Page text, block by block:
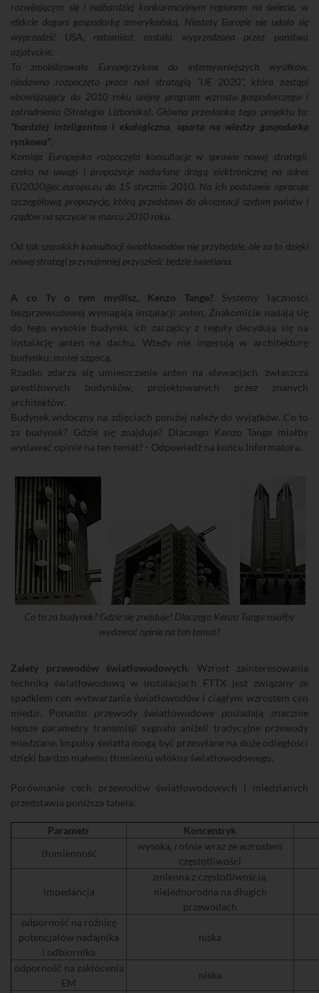
rozwijającym się i najbardziej konkurencyjnym regionem na świecie, w
efekcie dogoni gospodarkę amerykańską. Niestety Europie nie udało się
wyprzedzić USA, natomiast została wyprzedzona przez państwa
azjatyckie.
To zmobilizowało Europejczyków do intensywniejszych wysiłków,
niedawno rozpoczęto prace nad strategią "UE 2020", która zastąpi
obowiązujący do 2010 roku unijny program wzrostu gospodarczego i
zatrudnienia (Strategia Lizbońska). Główna przesłanka tego projektu to:
"bardziej inteligentna i ekologiczna, oparta na wiedzy gospodarka
rynkowa".
Komisja Europejska rozpoczęła konsultacje w sprawie nowej strategii,
czeka na uwagi i propozycje nadsyłane drogą elektroniczną na adres
EU2020@ec.europa.eu do 15 stycznia 2010. Na ich podstawie opracuje
szczegółową propozycję, którą przedstawi do akceptacji szefom państw i
rządów na szczycie w marcu 2010 roku.
Od tak szerokich konsultacji światłowodów nie przybędzie, ale za to dzięki
nowej strategi przynajmniej przyszłość będzie świetlana.
A co Ty o tym myślisz, Kenzo Tange? Systemy łączności
bezprzewodowej wymagają instalacji anten. Znakomicie nadają się
do tego wysokie budynki, ich zarządcy z reguły decydują się na
instalację anten na dachu. Wtedy nie ingerują w architekturę
budynku, mniej szpecą.
Rzadko zdarza się umieszczanie anten na elewacjach, zwłaszcza
prestiżowych budynków, projektowanych przez znanych
architektów.
Budynek widoczny na zdjęciach poniżej należy do wyjątków. Co to
za budynek? Gdzie się znajduje? Dlaczego Kenzo Tange miałby
wydawać opinie na ten temat? - Odpowiedź na końcu Informatora.
Co to za budynek? Gdzie się znajduje? Dlaczego Kenzo Tange miałby
wydawać opinie na ten temat?
Zalety przewodów światłowodowych. Wzrost zainteresowania
techniką światłowodową w instalacjach FTTX jest związany ze
spadkiem cen wytwarzania światłowodów i ciągłym wzrostem cen
miedzi. Ponadto przewody światłowodowe posiadają znacznie
lepsze parametry transmisji sygnału aniżeli tradycyjne przewody
miedziane. Impulsy światła mogą być przesyłane na duże odległości
dzięki bardzo małemu tłumieniu włókna światłowodowego.
Porównanie cech przewodów światłowodowych i miedzianych
przedstawia poniższa tabela:
Parametr
Koncentryk
tłumienność
wysoka, rośnie wraz ze wzrostem
częstotliwości
impedancja
zmienna z częstotliwością,
niejednorodna na długich
przewodach
odporność na różnicę
potencjałów nadajnika
i odbiornika
niska
odporność na zakłócenia
EM
niska